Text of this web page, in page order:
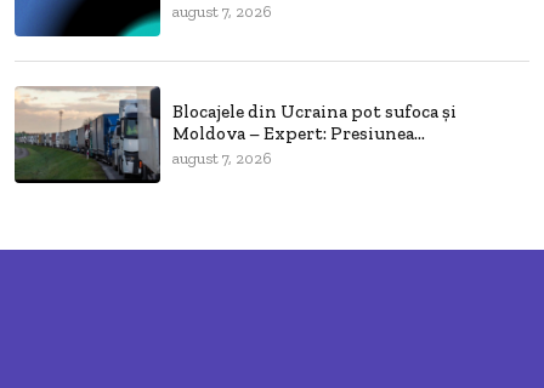
august 7, 2026
Blocajele din Ucraina pot sufoca și
Moldova – Expert: Presiunea...
august 7, 2026